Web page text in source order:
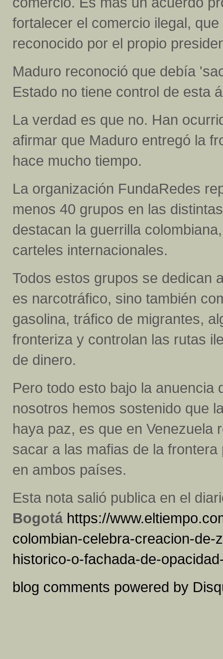
fortalecer el comercio ilegal,
reconocido por el propio
Maduro reconoció que debía
Estado no tiene control de esta
La verdad es que no. Han
afirmar que Maduro entregó la
hace mucho tiempo.
La organización FundaRedes
menos 40 grupos en las
destacan la guerrilla
carteles internacionales.
Todos estos grupos se dedican
es narcotráfico, sino también
gasolina, tráfico de migrantes,
fronteriza y controlan las rutas
de dinero.
Pero todo esto bajo la anuencia
nosotros hemos sostenido que
haya paz, es que en Venezuela
sacar a las mafias de la
en ambos países.
Esta nota salió publica en el
Bogotá https://
colombian-celebra-creacion-
historico-o-fachada-de-
blog comments powered by